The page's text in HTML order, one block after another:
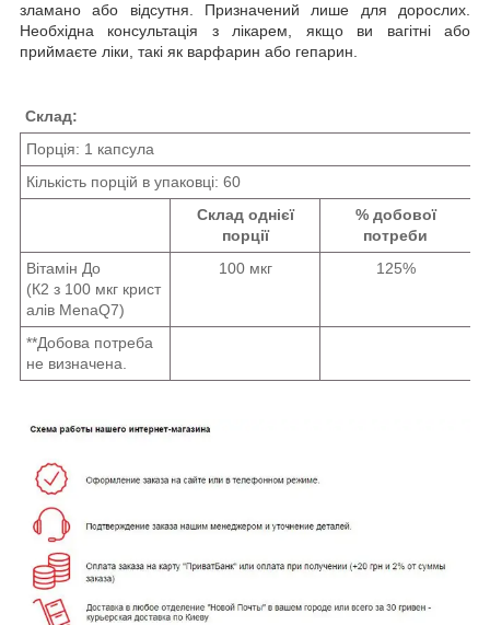
зламано або відсутня. Призначений лише для дорослих.
Необхідна консультація з лікарем, якщо ви вагітні або
приймаєте ліки, такі як варфарин або гепарин.
Склад:
Порція: 1 капсула
Кількість порцій в упаковці: 60
Склад однієї
порції
% добової
потреби
Вітамін До
(К2 з 100 мкг крист
алів MenaQ7)
100 мкг 125%
**Добова потреба
не визначена.